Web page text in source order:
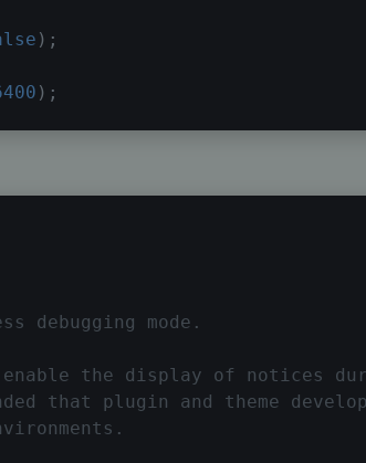
) ;
) ;
debugging mode.
the display of notices
that plugin and theme developers